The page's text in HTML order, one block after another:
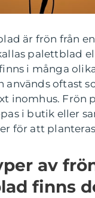
är frön från
palettblad
i många
används oftast
inomhus. Frön
i butik eller
för att
av
finns